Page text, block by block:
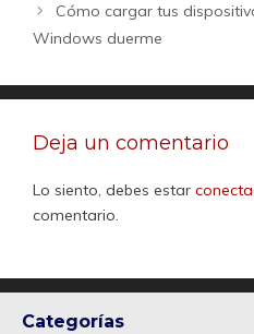
Cómo cargar tus
Windows duerme
Deja un comentario
Lo siento, debes estar
comentario.
Categorías